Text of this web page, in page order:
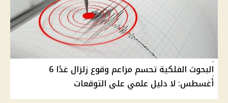
البحوث الفلكية تحسم مزاعم وقوع زلزال غدًا 6
أغسطس: لا دليل علمي على التوقعات